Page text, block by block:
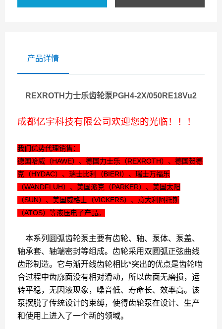
产品详情
REXROTH力士乐齿轮泵PGH4-2X/050RE18Vu2
成都亿宇科技有限公司欢迎您的光临！！！
我们优势代理销售：
德国哈威（HAWE）、德国力士乐（REXROTH）、德国贺德
克（HYDAC）、瑞士比利（BIERI）、瑞士万福乐
（WANDFLUH）、美国派克（PARKER）、美国太阳
（SUN）、美国威格士（VICKERS）、意大利阿托斯
（ATOS）等液压电子产品。
本系列圆弧齿轮泵主要有齿轮、轴、泵体、泵盖、
轴承套、轴端密封等组成。齿轮采用双圆弧正弦曲线
齿形制造。它与渐开线齿轮相比*突出的优点是齿轮啮
合过程中齿廓面没有相对滑动，所以齿面无磨损，运
转平稳，无因液现象，噪音低、寿命长、效率高。该
泵摆脱了传统设计的束缚，使得齿轮泵在设计、生产
和使用上进入了一个新的领域。